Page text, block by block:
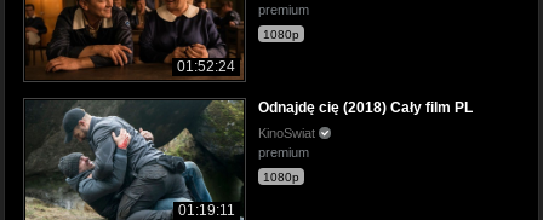
01:52:24
premium
1080p
01:19:11
Odnajdę cię (2018) Cały film PL
KinoSwiat
premium
1080p